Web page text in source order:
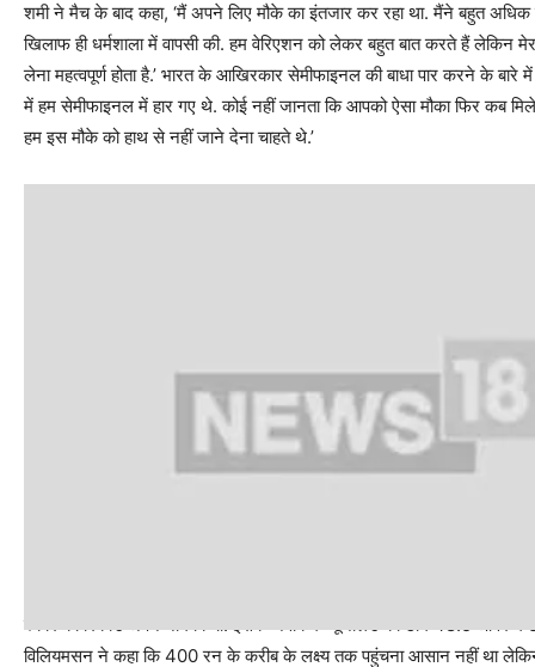
शमी ने मैच के बाद कहा, ‘मैं अपने लिए मौके का इंतजार कर रहा था. मैंने बहुत
खिलाफ ही धर्मशाला में वापसी की. हम वेरिएशन को लेकर बहुत बात करते हैं लेकिन
लेना महत्वपूर्ण होता है.’ भारत के आखिरकार सेमीफाइनल की बाधा पार करने के बारे
में हम सेमीफाइनल में हार गए थे. कोई नहीं जानता कि आपको ऐसा मौका फिर कब
हम इस मौके को हाथ से नहीं जाने देना चाहते थे.’
स्कोर का रिकॉर्ड अपने नाम किया. इसके जवाब में न्यूजीलैंड की टीम 48.5
विलियमसन ने कहा कि 400 रन के करीब के लक्ष्य तक पहुंचना आसान नहीं था